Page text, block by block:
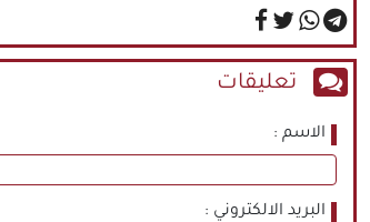
تعليقات
الاسم
البريد الالكتروني